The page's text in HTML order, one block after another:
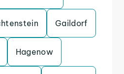
Gaildorf
Hagenow